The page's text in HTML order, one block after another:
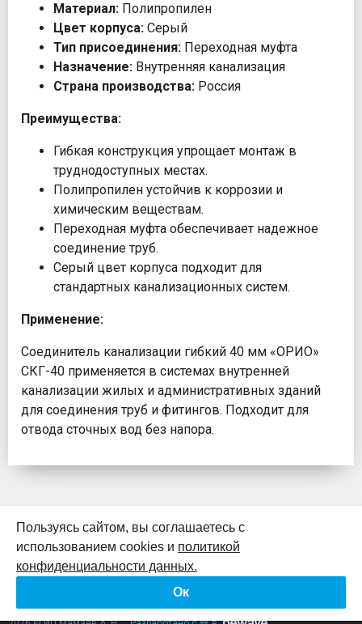
Пользуясь сайтом, вы соглашаетесь с
использованием cookies и политикой
конфиденциальности данных.
Ок
Материал: Полипропилен
Цвет корпуса: Серый
Тип присоединения: Переходная муфта
Назначение: Внутренняя канализация
Страна производства: Россия
Преимущества:
Гибкая конструкция упрощает монтаж в
труднодоступных местах.
Полипропилен устойчив к коррозии и
химическим веществам.
Переходная муфта обеспечивает надежное
соединение труб.
Серый цвет корпуса подходит для
стандартных канализационных систем.
Применение:
Соединитель канализации гибкий 40 мм «ОРИО»
СКГ-40 применяется в системах внутренней
канализации жилых и административных зданий
для соединения труб и фитингов. Подходит для
отвода сточных вод без напора.
К началу страницы
Согласие на обработку персональных данных